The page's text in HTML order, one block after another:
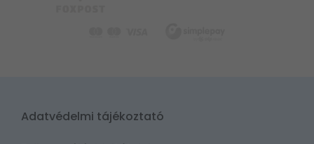
Adatvédelmi tájékoztató